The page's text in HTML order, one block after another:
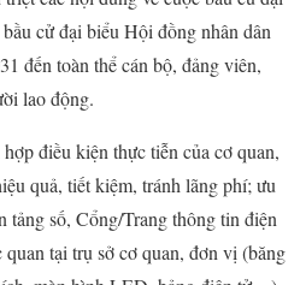
cử đại biểu Hội đồng nhân dân
đến toàn thể cán bộ, đảng viên,
lao động.
điều kiện thực tiễn của cơ quan,
quả, tiết kiệm, tránh lãng phí; ưu
tảng số, Cổng/Trang thông tin điện
tại trụ sở cơ quan, đơn vị (băng